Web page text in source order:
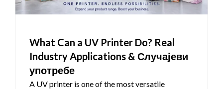
What Can a UV Printer Do? Real
Industry Applications & Случајеви
употребе
A UV printer is one of the most versatile